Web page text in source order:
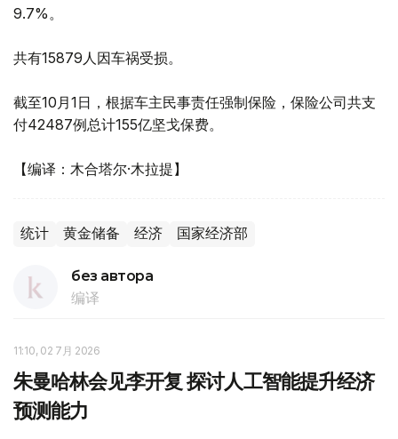
9.7%。
共有15879人因车祸受损。
截至10月1日，根据车主民事责任强制保险，保险公司共支
付42487例总计155亿坚戈保费。
【编译：木合塔尔·木拉提】
统计 黄金储备 经济 国家经济部
без автора
编译
11:10, 02 7月 2026
朱曼哈林会见李开复 探讨人工智能提升经济
预测能力